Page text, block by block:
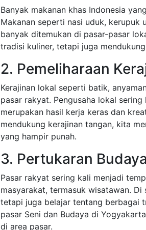
Banyak makanan khas Indonesia
Makanan seperti nasi uduk, kerupuk
banyak ditemukan di pasar-pasar
tradisi kuliner, tetapi juga
2. Pemeliharaan
Kerajinan lokal seperti batik,
pasar rakyat. Pengusaha lokal
merupakan hasil kerja keras dan
mendukung kerajinan tangan, kita
yang hampir punah.
3. Pertukaran Budaya
Pasar rakyat sering kali menjadi
masyarakat, termasuk wisatawan.
tetapi juga belajar tentang berbagai
pasar Seni dan Budaya di
di area pasar.